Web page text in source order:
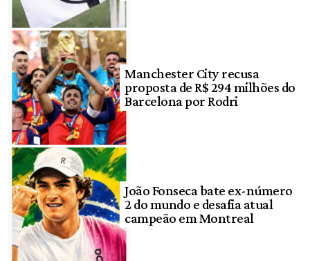
Manchester City recusa
proposta de R$ 294 milhões do
Barcelona por Rodri
João Fonseca bate ex-número
2 do mundo e desafia atual
campeão em Montreal